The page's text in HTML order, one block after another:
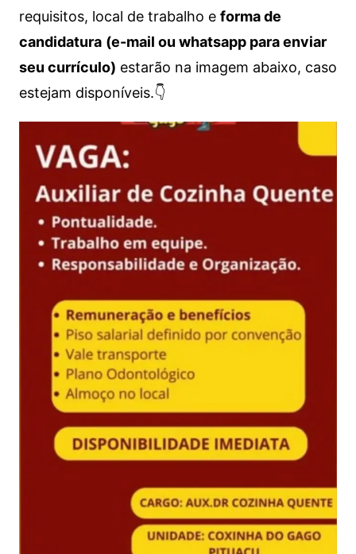
requisitos, local de trabalho e forma de
candidatura (e-mail ou whatsapp para enviar
seu currículo) estarão na imagem abaixo, caso
estejam disponíveis.👇